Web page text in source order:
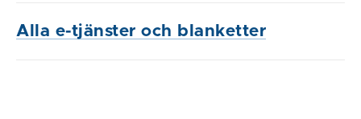
Alla e-tjänster och blanketter